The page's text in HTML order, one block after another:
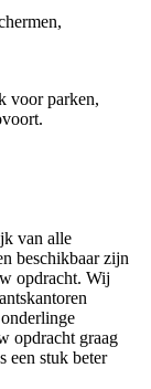
voor parken,
van alle
beschikbaar zijn
opdracht. Wij
opdracht graag
een stuk beter